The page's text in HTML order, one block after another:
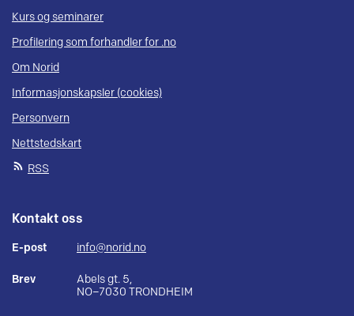
Kurs og seminarer
Profilering som forhandler for .no
Om Norid
Informasjonskapsler (cookies)
Personvern
Nettstedskart
RSS
Kontakt oss
E-post info@norid.no
Brev
Abels gt. 5,
NO–7030 TRONDHEIM